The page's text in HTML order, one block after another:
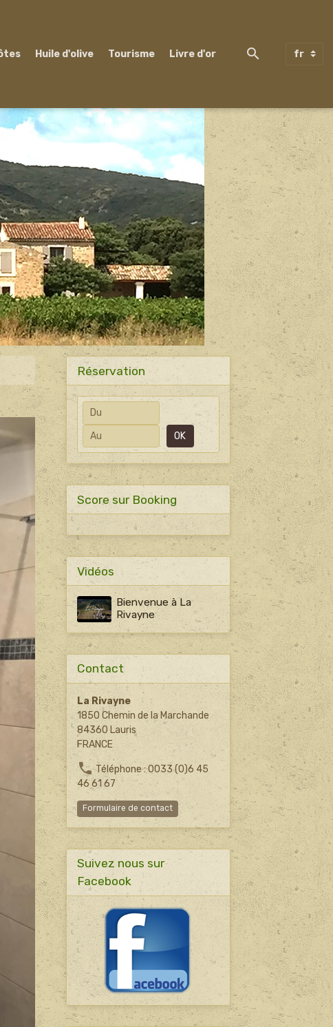
Huile d'olive Tourisme Livre d'or
Réservation
Date de début
Date de fin
OK
Score sur Booking
Vidéos
Bienvenue à La
Rivayne
Contact
La Rivayne
1850 Chemin de la Marchande
84360 Lauris
FRANCE
Téléphone : 0033 (0)6 45
46 61 67
Formulaire de contact
Suivez nous sur
Facebook